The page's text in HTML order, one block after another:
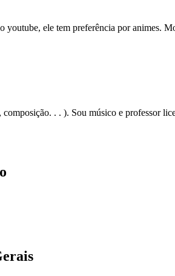
ele tem preferência por animes.
. . ). Sou músico e professor